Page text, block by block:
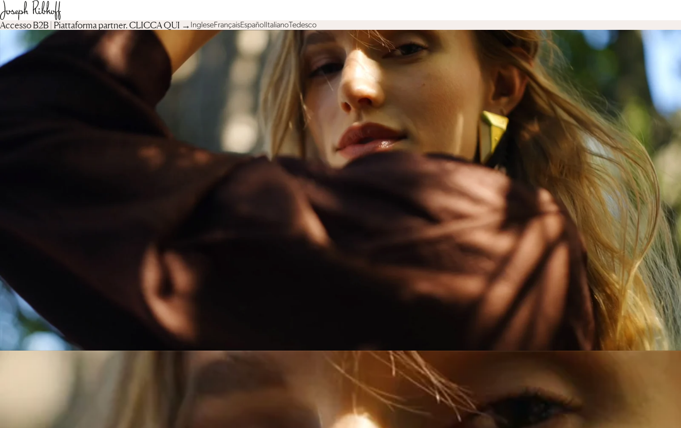
Accesso B2B | Piattaforma partner︎. CLICCA QUI → IngleseFrançaisEspañolItalianoTedesco